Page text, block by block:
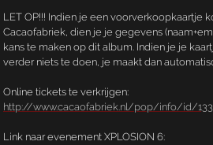
LET OP!!! Indien je een voorverkoopkaartje
Cacaofabriek, dien je je gegevens
kans te maken op dit album. Indien je je
verder niets te doen, je maakt dan
Online tickets te verkrijgen:
http://www.cacaofabriek.nl/pop/info/id/
Link naar evenement XPLOSION 6: